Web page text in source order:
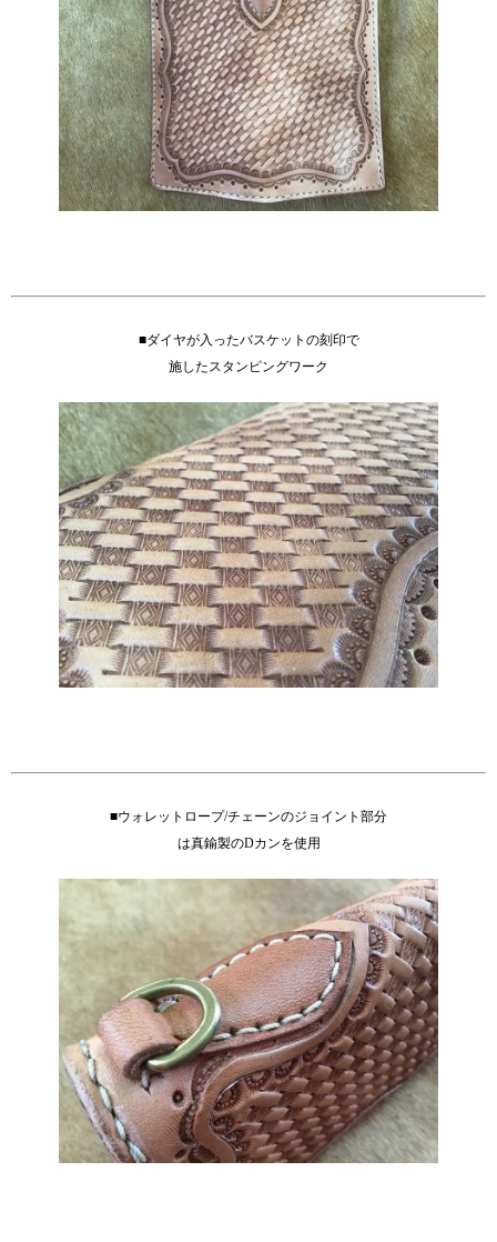
■ダイヤが入ったバスケットの刻印で
施したスタンピングワーク
■ウォレットロープ/チェーンのジョイント部分
は真鍮製のDカンを使用